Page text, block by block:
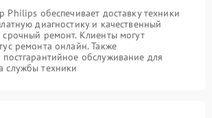
Philips обеспечивает доставку техники
диагностику и качественный
срочный ремонт. Клиенты могут
ремонта онлайн. Также
постгарантийное обслуживание для
службы техники